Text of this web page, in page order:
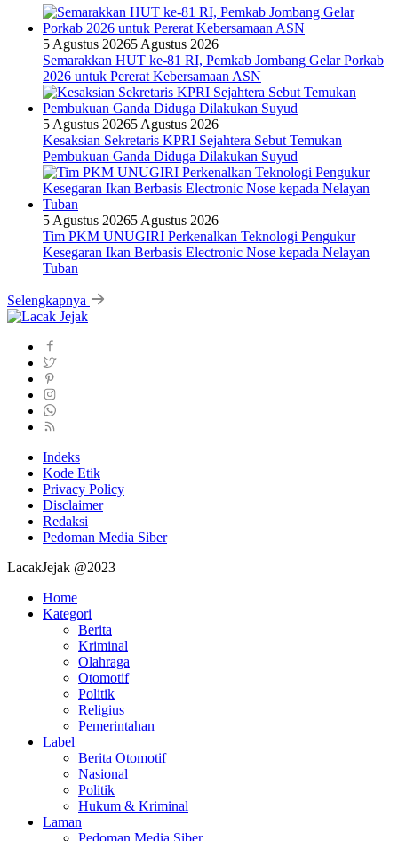
5 Agustus 20265 Agustus 2026
Semarakkan HUT ke-81 RI, Pemkab Jombang Gelar Porkab
2026 untuk Pererat Kebersamaan ASN
5 Agustus 20265 Agustus 2026
Kesaksian Sekretaris KPRI Sejahtera Sebut Temukan
Pembukuan Ganda Diduga Dilakukan Suyud
5 Agustus 20265 Agustus 2026
Tim PKM UNUGIRI Perkenalkan Teknologi Pengukur
Kesegaran Ikan Berbasis Electronic Nose kepada Nelayan
Tuban
Selengkapnya
Indeks
Kode Etik
Privacy Policy
Disclaimer
Redaksi
Pedoman Media Siber
LacakJejak @2023
Home
Kategori
Berita
Kriminal
Olahraga
Otomotif
Politik
Religius
Pemerintahan
Label
Berita Otomotif
Nasional
Politik
Hukum & Kriminal
Laman
Pedoman Media Siber